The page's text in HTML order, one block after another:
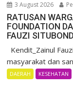
3 August 2026
RATUSAN
FOUNDATION
FAUZI
Kendit_Zainul
masyarakat dan
DAERAH KESEHATAN